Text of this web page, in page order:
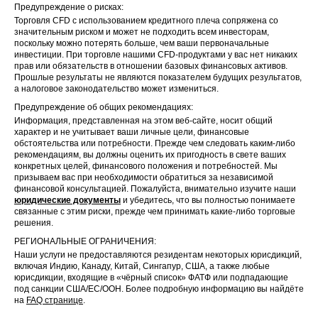
Предупреждение о рисках:
Торговля CFD с использованием кредитного плеча сопряжена со
значительным риском и может не подходить всем инвесторам,
поскольку можно потерять больше, чем ваши первоначальные
инвестиции. При торговле нашими CFD-продуктами у вас нет никаких
прав или обязательств в отношении базовых финансовых активов.
Прошлые результаты не являются показателем будущих результатов,
а налоговое законодательство может измениться.
Предупреждение об общих рекомендациях:
Информация, представленная на этом веб-сайте, носит общий
характер и не учитывает ваши личные цели, финансовые
обстоятельства или потребности. Прежде чем следовать каким-либо
рекомендациям, вы должны оценить их пригодность в свете ваших
конкретных целей, финансового положения и потребностей. Мы
призываем вас при необходимости обратиться за независимой
финансовой консультацией. Пожалуйста, внимательно изучите наши
юридические документы и убедитесь, что вы полностью понимаете
связанные с этим риски, прежде чем принимать какие-либо торговые
решения.
РЕГИОНАЛЬНЫЕ ОГРАНИЧЕНИЯ:
Наши услуги не предоставляются резидентам некоторых юрисдикций,
включая Индию, Канаду, Китай, Сингапур, США, а также любые
юрисдикции, входящие в «чёрный список» ФАТФ или подпадающие
под санкции США/ЕС/ООН. Более подробную информацию вы найдёте
на FAQ странице.